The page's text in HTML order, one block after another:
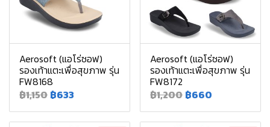
Aerosoft (แอโร่ซอฟ)
รองเท้าแตะเพื่อสุขภาพ รุ่น
FW8168
฿1,150 ฿633
Aerosoft (แอโร่ซอฟ)
รองเท้าแตะเพื่อสุขภาพ รุ่น
FW8172
฿1,200 ฿660